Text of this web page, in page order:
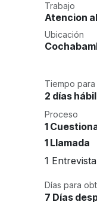
Trabajo
Atencion
Ubicación
Tiempo
2 días
Proceso
1
1 Llamada
1 Entrevista
Días para
7 Días